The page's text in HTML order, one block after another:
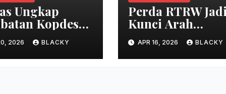
Ungkap
Kopdes
Putih
2026 BLACKY
Perda RTRW
Kunci Arah
Pembangunan
Daerah
APR 16, 2026 BLACKY